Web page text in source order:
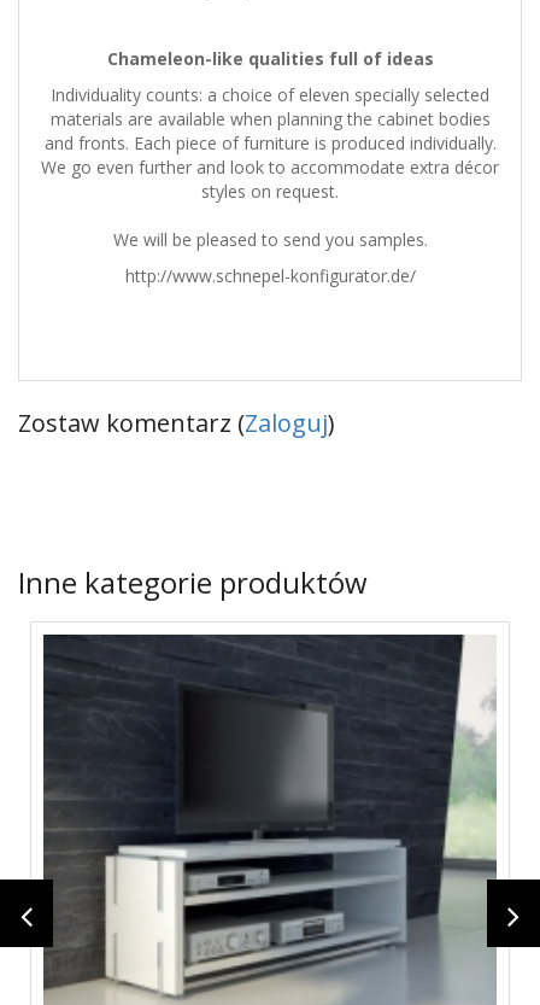
Chameleon-like qualities full of ideas
Individuality counts: a choice of eleven specially selected
materials are available when planning the cabinet bodies
and fronts. Each piece of furniture is produced individually.
We go even further and look to accommodate extra décor
styles on request.
We will be pleased to send you samples.
http://www.schnepel-konfigurator.de/
Zostaw komentarz (Zaloguj)
Inne kategorie produktów